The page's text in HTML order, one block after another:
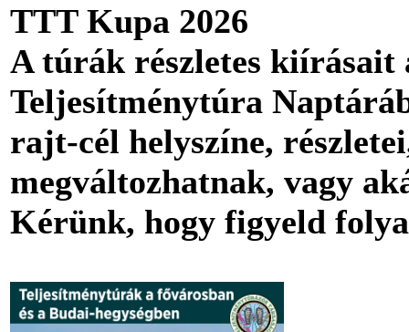
TTT Kupa 2026
A túrák részletes
Teljesítménytúra
rajt-cél helyszíne,
megváltozhatnak, vagy
Kérünk, hogy figyeld